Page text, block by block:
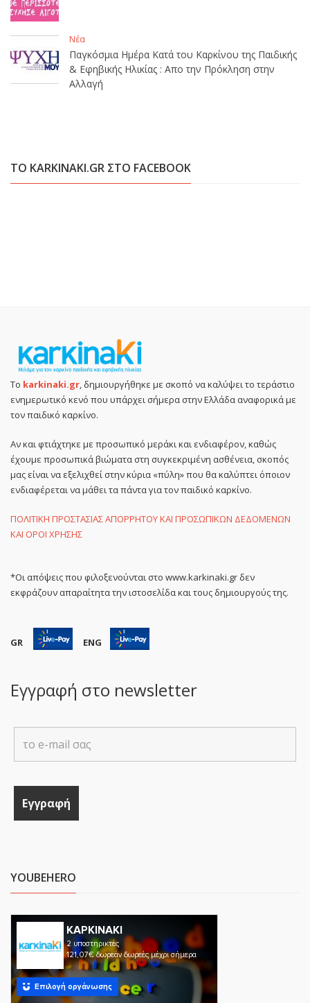
Νέα
Παγκόσμια Ημέρα Κατά του Καρκίνου της Παιδικής
& Εφηβικής Ηλικίας : Απο την Πρόκληση στην
Αλλαγή
ΤΟ KARKINAKI.GR ΣΤΟ FACEBOOK
Το karkinaki.gr, δημιουργήθηκε με σκοπό να καλύψει το τεράστιο
ενημερωτικό κενό που υπάρχει σήμερα στην Ελλάδα αναφορικά με
τον παιδικό καρκίνο.
Αν και φτιάχτηκε με προσωπικό μεράκι και ενδιαφέρον, καθώς
έχουμε προσωπικά βιώματα στη συγκεκριμένη ασθένεια, σκοπός
μας είναι να εξελιχθεί στην κύρια «πύλη» που θα καλύπτει όποιον
ενδιαφέρεται να μάθει τα πάντα για τον παιδικό καρκίνο.
ΠΟΛΙΤΙΚΗ ΠΡΟΣΤΑΣΙΑΣ ΑΠΟΡΡΗΤΟΥ ΚΑΙ ΠΡΟΣΩΠΙΚΩΝ ΔΕΔΟΜΕΝΩΝ
ΚΑΙ ΟΡΟΙ ΧΡΗΣΗΣ
*Οι απόψεις που φιλοξενούνται στο www.karkinaki.gr δεν
εκφράζουν απαραίτητα την ιστοσελίδα και τους δημιουργούς της.
GR ENG
Εγγραφή στο newsletter
YOUBEHERO